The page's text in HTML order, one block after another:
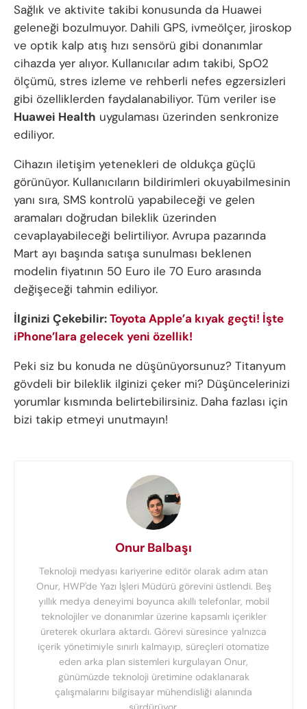
Sağlık ve aktivite takibi konusunda da Huawei
geleneği bozulmuyor. Dahili GPS, ivmeölçer, jiroskop
ve optik kalp atış hızı sensörü gibi donanımlar
cihazda yer alıyor. Kullanıcılar adım takibi, SpO2
ölçümü, stres izleme ve rehberli nefes egzersizleri
gibi özelliklerden faydalanabiliyor. Tüm veriler ise
Huawei Health uygulaması üzerinden senkronize
ediliyor.
Cihazın iletişim yetenekleri de oldukça güçlü
görünüyor. Kullanıcıların bildirimleri okuyabilmesinin
yanı sıra, SMS kontrolü yapabileceği ve gelen
aramaları doğrudan bileklik üzerinden
cevaplayabileceği belirtiliyor. Avrupa pazarında
Mart ayı başında satışa sunulması beklenen
modelin fiyatının 50 Euro ile 70 Euro arasında
değişeceği tahmin ediliyor.
İlginizi Çekebilir:Toyota Apple’a kıyak geçti! İşte
iPhone’lara gelecek yeni özellik!
Peki siz bu konuda ne düşünüyorsunuz? Titanyum
gövdeli bir bileklik ilginizi çeker mi? Düşüncelerinizi
yorumlar kısmında belirtebilirsiniz. Daha fazlası için
bizi takip etmeyi unutmayın!
Onur Balbaşı
Teknoloji medyası kariyerine editör olarak adım atan
Onur, HWP'de Yazı İşleri Müdürü görevini üstlendi. Beş
yıllık medya deneyimi boyunca akıllı telefonlar, mobil
teknolojiler ve donanımlar üzerine kapsamlı içerikler
üreterek okurlara aktardı. Görevi süresince yalnızca
içerik yönetimiyle sınırlı kalmayıp, süreçleri otomatize
eden arka plan sistemleri kurgulayan Onur,
günümüzde teknoloji üretimine odaklanarak
çalışmalarını bilgisayar mühendisliği alanında